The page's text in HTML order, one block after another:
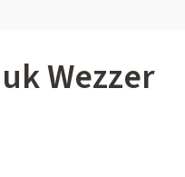
Wezzer